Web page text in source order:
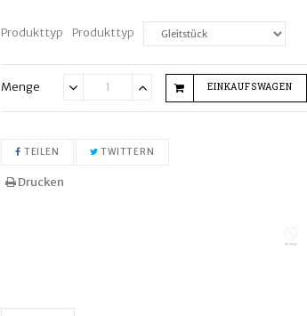
Produkttyp Produkttyp
Menge
de.cart.general.reduce_quantity
Translation
EINKAUFSWAGEN
TEILEN AUF FACEBOOK TEILEN
TWITTERN
Drucken